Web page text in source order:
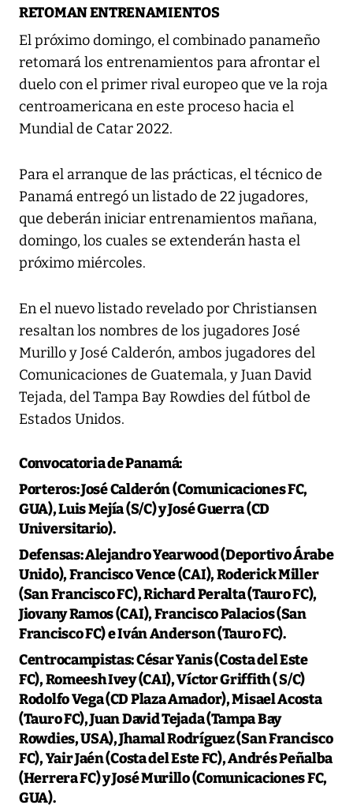
RETOMAN ENTRENAMIENTOS
El próximo domingo, el combinado panameño
retomará los entrenamientos para afrontar el
duelo con el primer rival europeo que ve la roja
centroamericana en este proceso hacia el
Mundial de Catar 2022.
Para el arranque de las prácticas, el técnico de
Panamá entregó un listado de 22 jugadores,
que deberán iniciar entrenamientos mañana,
domingo, los cuales se extenderán hasta el
próximo miércoles.
En el nuevo listado revelado por Christiansen
resaltan los nombres de los jugadores José
Murillo y José Calderón, ambos jugadores del
Comunicaciones de Guatemala, y Juan David
Tejada, del Tampa Bay Rowdies del fútbol de
Estados Unidos.
Convocatoria de Panamá:
Porteros:José Calderón (Comunicaciones FC,
GUA), Luis Mejía (S/C) y José Guerra (CD
Universitario).
Defensas:Alejandro Yearwood (Deportivo Árabe
Unido), Francisco Vence (CAI), Roderick Miller
(San Francisco FC), Richard Peralta (Tauro FC),
Jiovany Ramos (CAI), Francisco Palacios (San
Francisco FC) e Iván Anderson (Tauro FC).
Centrocampistas:César Yanis (Costa del Este
FC), Romeesh Ivey (CAI), Víctor Griffith ( S/C)
Rodolfo Vega (CD Plaza Amador), Misael Acosta
(Tauro FC), Juan David Tejada (Tampa Bay
Rowdies, USA), Jhamal Rodríguez (San Francisco
FC), Yair Jaén (Costa del Este FC), Andrés Peñalba
(Herrera FC) y José Murillo (Comunicaciones FC,
GUA).